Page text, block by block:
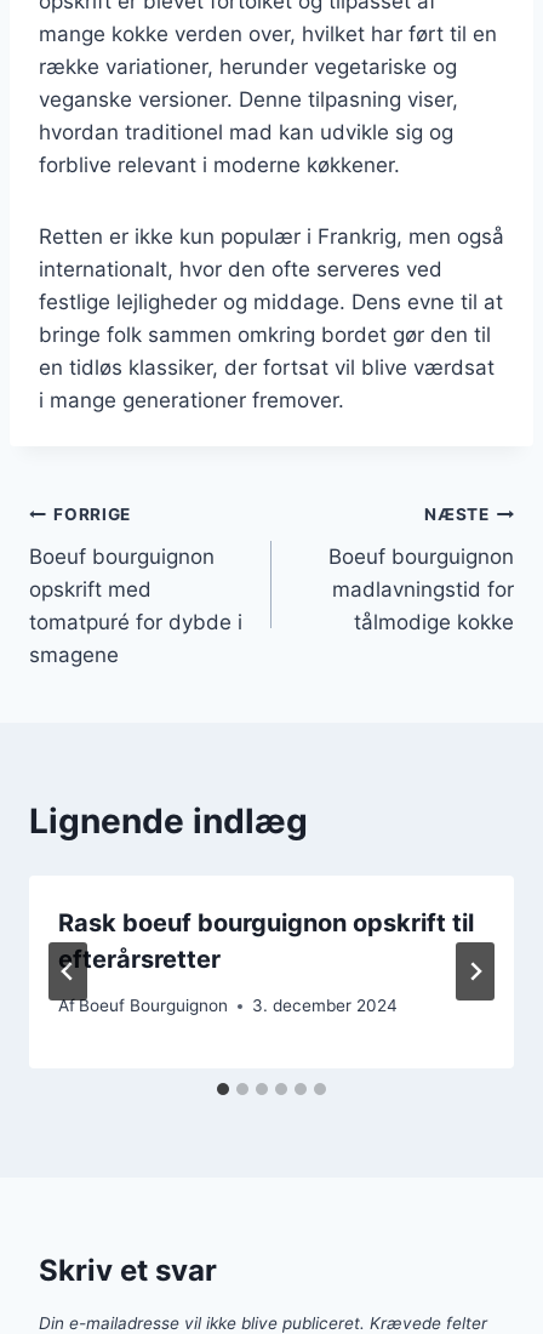
mange kokke verden over, hvilket har ført til en
række variationer, herunder vegetariske og
veganske versioner. Denne tilpasning viser,
hvordan traditionel mad kan udvikle sig og
forblive relevant i moderne køkkener.
Retten er ikke kun populær i Frankrig, men også
internationalt, hvor den ofte serveres ved
festlige lejligheder og middage. Dens evne til at
bringe folk sammen omkring bordet gør den til
en tidløs klassiker, der fortsat vil blive værdsat
i mange generationer fremover.
Indlægsnavigation
FORRIGE
Boeuf bourguignon
opskrift med
tomatpuré for dybde i
smagene
NÆSTE
Boeuf bourguignon
madlavningstid for
tålmodige kokke
Lignende indlæg
Rask boeuf bourguignon opskrift til
efterårsretter
AfBoeuf Bourguignon 3. december 2024
Skriv et svar
Din e-mailadresse vil ikke blive publiceret. Krævede felter